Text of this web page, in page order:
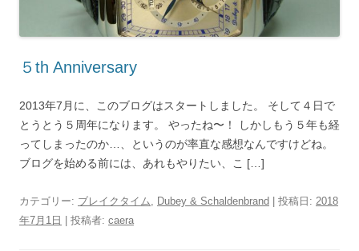
５th Anniversary
2013年7月に、このブログはスタートしました。 そして４日で
とうとう５周年になります。 やったね〜！ しかしもう５年も経
ってしまったのか…、というのが率直な感想なんですけどね。
ブログを始める前には、あれもやりたい、こ […]
カテゴリー: ブレイクタイム Dubey & Schaldenbrand | 投稿日: 2018
年7月1日
投稿者: caera